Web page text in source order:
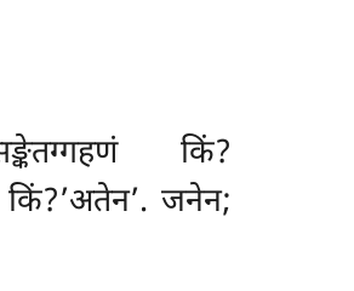
किं?
किं?’अतेन’. जनेन;